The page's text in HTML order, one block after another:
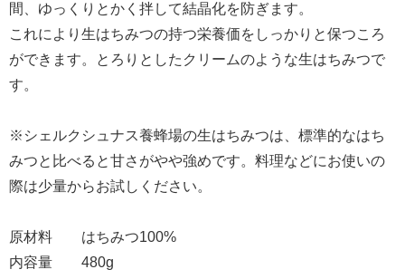
間、ゆっくりとかく拌して結晶化を防ぎます。
これにより生はちみつの持つ栄養価をしっかりと保つころ
ができます。とろりとしたクリームのような生はちみつで
す。
※シェルクシュナス養蜂場の生はちみつは、標準的なはち
みつと比べると甘さがやや強めです。料理などにお使いの
際は少量からお試しください。
原材料 はちみつ100%
内容量 480g